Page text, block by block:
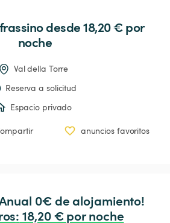
frassino desde 18,20 € por
noche
Val della Torre
Reserva a solicitud
Espacio privado
anuncios favoritos
Anual 0€ de alojamiento!
: 18,20 € por noche